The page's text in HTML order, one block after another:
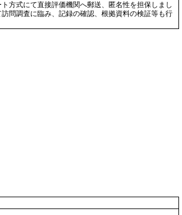
方式にて直接評価機関へ郵送、匿名性を担保しまし
問調査に臨み、記録の確認、根拠資料の検証等も行